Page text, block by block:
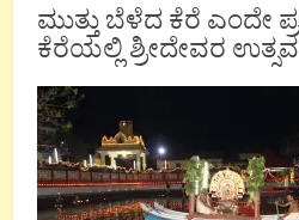
ಮುತ್ತು ಬೆಳೆದ ಕೆರೆ ಎಂದೇ
ಕೆರೆಯಲ್ಲಿ ಶ್ರೀದೇವರ